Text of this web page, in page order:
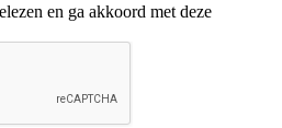
en ga akkoord met deze